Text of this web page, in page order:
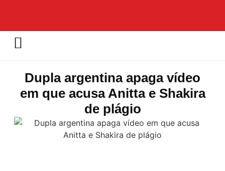
Dupla argentina apaga vídeo
em que acusa Anitta e Shakira
de plágio